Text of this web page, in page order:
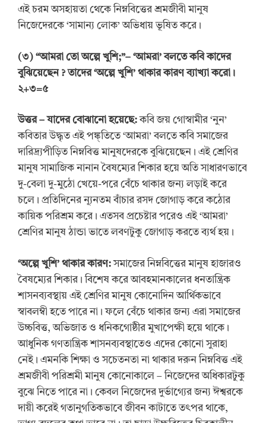
এই চরম অসহায়তা থেকে নিম্নবিত্তের শ্রমজীবী মানুষ
নিজেদেরকে ‘সামান্য লোক’ অভিধায় ভূষিত করে।
(৩ ) “আমরা তো অল্পে খুশি;”– ‘আমরা’বলতে কবি কাদের
বুঝিয়েছেন ? তাদের‘অল্পে খুশি’ থাকার কারণ ব্যাখ্যা করো।
২+৩=৫
উত্তর–যাদের বোঝানো হয়েছে:কবি জয় গোস্বামীর ‘নুন’
কবিতার উদ্ধৃত এই পঙ্ক্তিতে ‘আমরা’ বলতে কবি সমাজের
দারিদ্র্যপীড়িত নিম্নবিত্ত মানুষদেরকে বুঝিয়েছেন। এই শ্রেণির
মানুষ সামাজিক নানান বৈষম্যের শিকার হয়ে অতি সাধারণভাবে
দু-বেলা দু-মুঠো খেয়ে-পরে বেঁচে থাকার জন্য লড়াই করে
চলে। প্রতিদিনের ন্যূনতম বাঁচার রসদ জোগাড় করে কঠোর
কায়িক পরিশ্রম করে। এতসব প্রচেষ্টার পরেও এই ‘আমরা’
শ্রেণির মানুষ ঠান্ডা ভাতে লবণটুকু জোগাড় করতে ব্যর্থ হয়।
‘অল্পে খুশি’ থাকার কারণ:সমাজের নিম্নবিত্তের মানুষ হাজারও
বৈষম্যের শিকার। বিশেষ করে আবহমানকালের ধনতান্ত্রিক
শাসনব্যবস্থায় এই শ্রেণির মানুষ কোনোদিন আর্থিকভাবে
স্বাবলম্বী হতে পারে না। ফলে বেঁচে থাকার জন্য এরা সমাজের
উচ্চবিত্ত, অভিজাত ও ধনিকগোষ্ঠীর মুখাপেক্ষী হয়ে থাকে।
আধুনিক গণতান্ত্রিক শাসনব্যবস্থাতেও এদের কোনো সুরাহা
নেই। এমনকি শিক্ষা ও সচেতনতা না থাকার দরুন নিম্নবিত্ত এই
শ্রমজীবী পরিশ্রমী মানুষ কোনোকালে – নিজেদের অধিকারটুকু
বুঝে নিতে পারে না। কেবল নিজেদের দুর্ভাগ্যের জন্য ঈশ্বরকে
দায়ী করেই গতানুগতিকভাবে জীবন কাটাতে তৎপর থাকে,